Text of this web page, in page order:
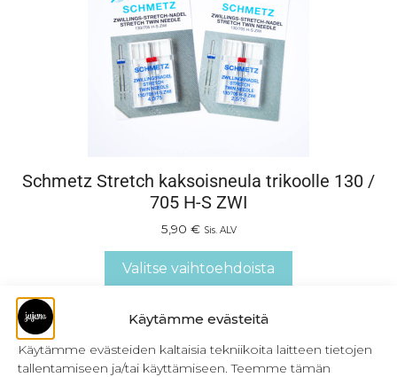
Käytämme evästeitä
Käytämme evästeiden kaltaisia tekniikoita laitteen tietojen
tallentamiseen ja/tai käyttämiseen. Teemme tämän
Schmetz Stretch kaksoisneula trikoolle 130 /
705 H-S ZWI
5,90 € Sis. ALV
Valitse vaihtoehdoista